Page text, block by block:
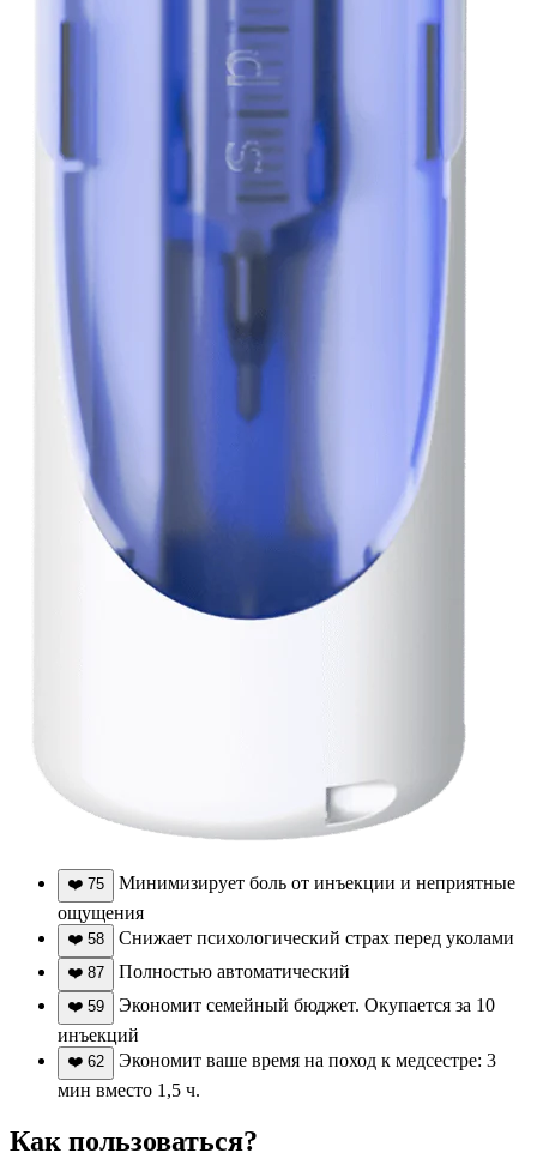
❤️ 75
Минимизирует боль от инъекции и неприятные
ощущения
❤️ 58 Снижает психологический страх перед уколами
❤️ 87 Полностью автоматический
❤️ 59
Экономит семейный бюджет. Окупается за 10
инъекций
❤️ 62
Экономит ваше время на поход к медсестре: 3
мин вместо 1,5 ч.
Как пользоваться?